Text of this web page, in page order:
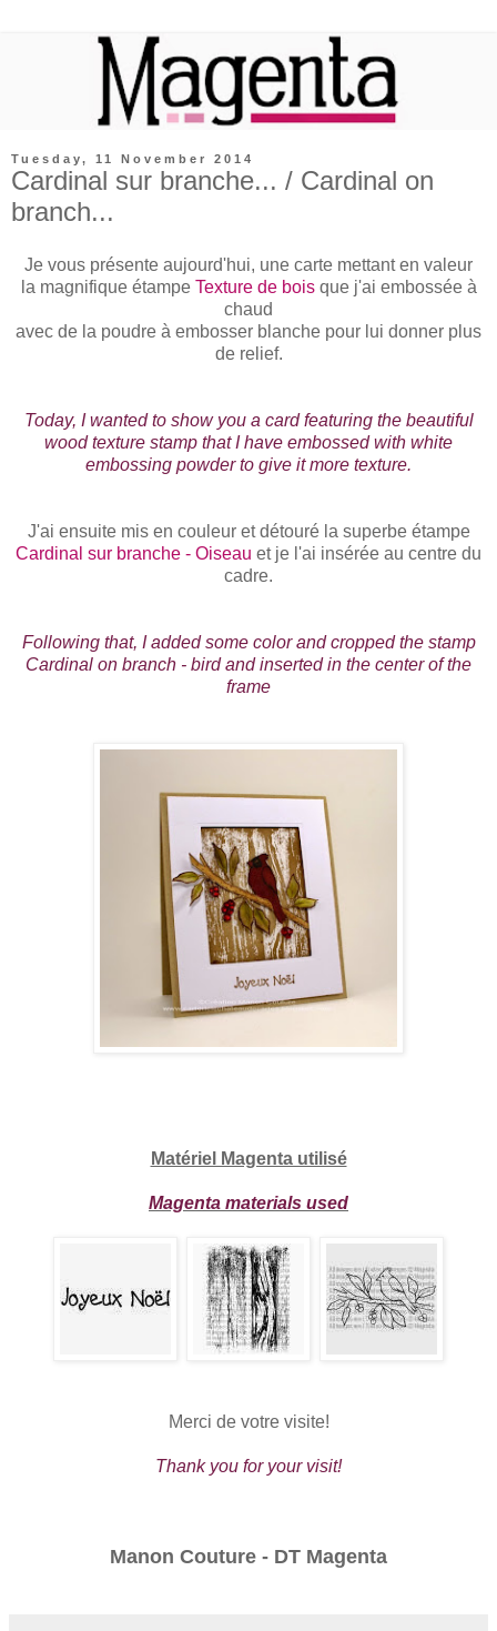
Tuesday, 11 November 2014
Cardinal sur branche... / Cardinal on
branch...
Je vous présente aujourd'hui, une carte mettant en valeur
la magnifique étampe Texture de boisque j'ai embossée à
chaud
avec de la poudre à embosser blanche pour lui donner plus
de relief.
Today, I wanted to show you a card featuring the beautiful
wood texture stamp that I have embossed with white
embossing powder to give it more texture.
J'ai ensuite mis en couleur et détouré la superbe étampe
Cardinal sur branche - Oiseau et je l'ai insérée au centre du
cadre.
Following that, I added some color and cropped the stamp
Cardinal on branch - bird and inserted in the center of the
frame
Matériel Magenta utilisé
Magenta materials used
Merci de votre visite!
Thank you for your visit!
Manon Couture - DT Magenta